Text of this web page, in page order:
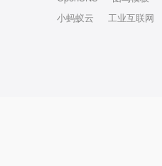
小蚂蚁云
工业互联网